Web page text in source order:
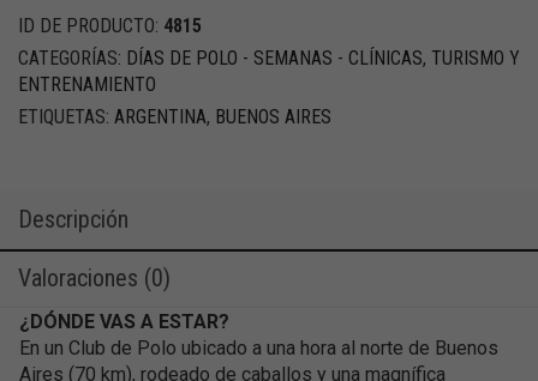
/
Principiantes
@Buenos
Aires
cantidad
ID DE PRODUCTO: 4815
CATEGORÍAS: DÍAS DE POLO - SEMANAS - CLÍNICAS, TURISMO Y
ENTRENAMIENTO
ETIQUETAS: ARGENTINA, BUENOS AIRES
Descripción
Valoraciones (0)
¿DÓNDE VAS A ESTAR?
En un Club de Polo ubicado a una hora al norte de Buenos
Aires (70 km), rodeado de caballos y una magnífica